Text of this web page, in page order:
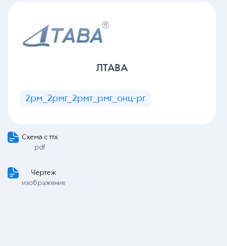
ЛТАВА
2рм_2рмг_2рмт_рмг_онц-рг
Схема с ттх
pdf
Чертеж
изображение